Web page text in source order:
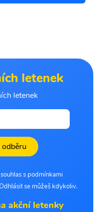
letenek
letenek
s podmínkami
se můžeš kdykoliv.
akční letenky